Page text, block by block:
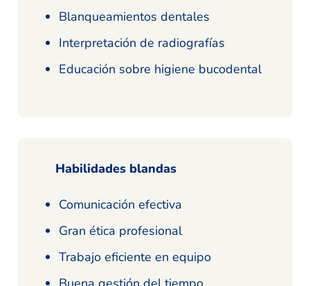
Blanqueamientos dentales
Interpretación de radiografías
Educación sobre higiene bucodental
Habilidades blandas
Comunicación efectiva
Gran ética profesional
Trabajo eficiente en equipo